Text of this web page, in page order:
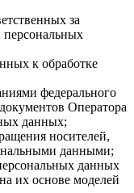
за
к обработке
федерального
Оператора
данных;
носителей,
данными;
данных
их основе моделей